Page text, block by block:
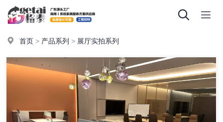
首页 > 产品系列 > 展厅实拍系列